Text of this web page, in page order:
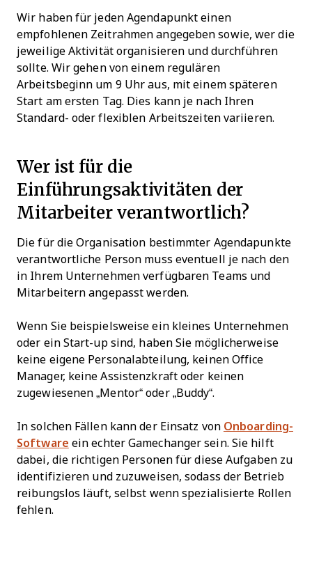
Wir haben für jeden Agendapunkt einen
empfohlenen Zeitrahmen angegeben sowie, wer die
jeweilige Aktivität organisieren und durchführen
sollte. Wir gehen von einem regulären
Arbeitsbeginn um 9 Uhr aus, mit einem späteren
Start am ersten Tag. Dies kann je nach Ihren
Standard- oder flexiblen Arbeitszeiten variieren.
Wer ist für die
Einführungsaktivitäten der
Mitarbeiter verantwortlich?
Die für die Organisation bestimmter Agendapunkte
verantwortliche Person muss eventuell je nach den
in Ihrem Unternehmen verfügbaren Teams und
Mitarbeitern angepasst werden.
Wenn Sie beispielsweise ein kleines Unternehmen
oder ein Start-up sind, haben Sie möglicherweise
keine eigene Personalabteilung, keinen Office
Manager, keine Assistenzkraft oder keinen
zugewiesenen „Mentor“ oder „Buddy“.
In solchen Fällen kann der Einsatz von Onboarding-
Software ein echter Gamechanger sein. Sie hilft
dabei, die richtigen Personen für diese Aufgaben zu
identifizieren und zuzuweisen, sodass der Betrieb
reibungslos läuft, selbst wenn spezialisierte Rollen
fehlen.